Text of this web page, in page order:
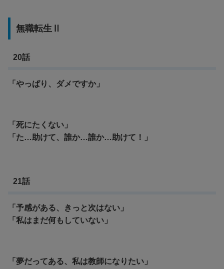
無職転生Ⅱ
20話
「やっぱり、ダメですか」
「死にたくない」
「た…助けて、誰か…誰か…助けて！」
21話
「予感がある、きっと次はない」
「私はまだ何もしていない」
「夢だってある、私は教師になりたい」